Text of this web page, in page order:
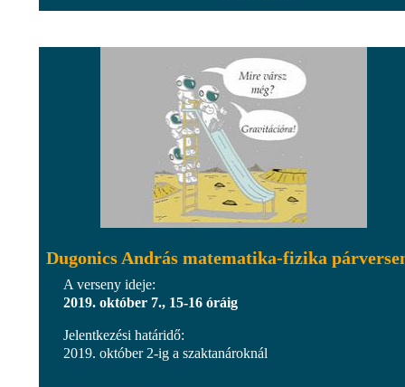
Dugonics András matematika-fizika
A verseny ideje:
2019. október 7., 15-16 óráig
Jelentkezési határidő:
2019. október 2-ig a szaktanároknál